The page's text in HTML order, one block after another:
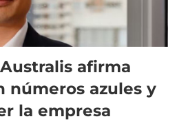
afirma
números azules y
la empresa